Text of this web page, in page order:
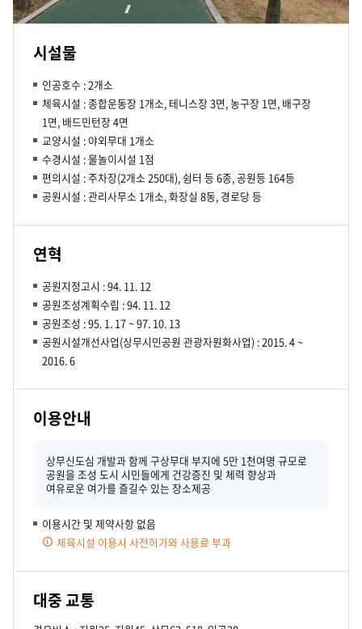
시설물
인공호수 : 2개소
체육시설 : 종합운동장 1개소, 테니스장 3면, 농구장 1면, 배구장
1면, 배드민턴장 4면
교양시설 : 야외무대 1개소
수경시설 : 물놀이시설 1점
편의시설 : 주차장(2개소 250대), 쉼터 등 6종, 공원등 164등
공원시설 : 관리사무소 1개소, 화장실 8동, 경로당 등
연혁
공원지정고시 : 94. 11. 12
공원조성계획수립 : 94. 11. 12
공원조성 : 95. 1. 17 ~ 97. 10. 13
공원시설개선사업(상무시민공원 관광자원화사업) : 2015. 4 ~
2016. 6
이용안내
상무신도심 개발과 함께 구상무대 부지에 5만 1천여명 규모로
공원을 조성 도시 시민들에게 건강증진 및 체력 향상과
여유로운 여가를 즐길수 있는 장소제공
이용시간 및 제약사항 없음
체육시설 이용시 사전허가와 사용료 부과
대중 교통